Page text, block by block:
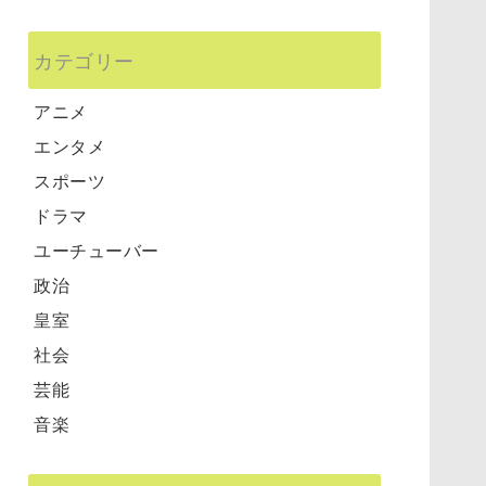
カテゴリー
アニメ
エンタメ
スポーツ
ドラマ
ユーチューバー
政治
皇室
社会
芸能
音楽